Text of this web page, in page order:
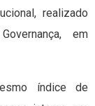
realizado
em
índice de